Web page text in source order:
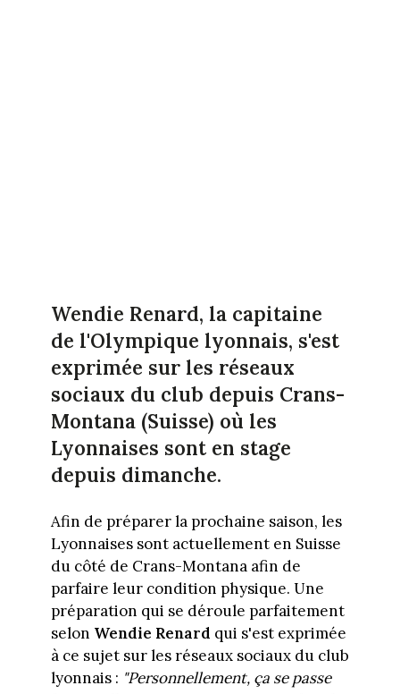
Wendie Renard, la capitaine
de l'Olympique lyonnais, s'est
exprimée sur les réseaux
sociaux du club depuis Crans-
Montana (Suisse) où les
Lyonnaises sont en stage
depuis dimanche.
Afin de préparer la prochaine saison, les
Lyonnaises sont actuellement en Suisse
du côté de Crans-Montana afin de
parfaire leur condition physique. Une
préparation qui se déroule parfaitement
selon Wendie Renard qui s'est exprimée
à ce sujet sur les réseaux sociaux du club
lyonnais : "Personnellement, ça se passe